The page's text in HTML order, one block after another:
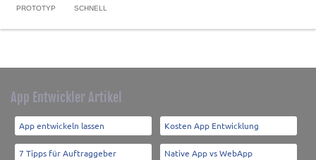
PROTOTYP SCHNELL
App Entwickler Artikel
App entwickeln lassen Kosten App Entwicklung
7 Tipps für Auftraggeber Native App vs WebApp